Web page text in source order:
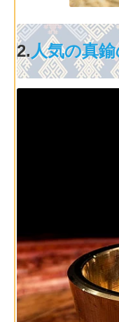
2.人気の真